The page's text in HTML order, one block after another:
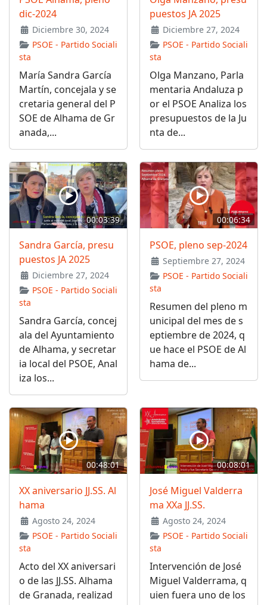
dic-2024
Diciembre 30, 2024
PSOE - Partido Sociali
sta
María Sandra García
Martín, concejala y se
cretaria general del P
SOE de Alhama de Gr
anada,...
puestos JA 2025
Diciembre 27, 2024
PSOE - Partido Sociali
sta
Olga Manzano, Parla
mentaria Andaluza p
or el PSOE Analiza los
presupuestos de la Ju
nta de...
00:03:39
Sandra García, presu
puestos JA 2025
Diciembre 27, 2024
PSOE - Partido Sociali
sta
Sandra García, concej
ala del Ayuntamiento
de Alhama, y secretar
ia local del PSOE, Anal
iza los...
00:06:34
PSOE, pleno sep-2024
Septiembre 27, 2024
PSOE - Partido Sociali
sta
Resumen del pleno m
unicipal del mes de s
eptiembre de 2024, q
ue hace el PSOE de Al
hama de...
00:48:01
XX aniversario JJ.SS. Al
hama
Agosto 24, 2024
PSOE - Partido Sociali
sta
Acto del XX aniversari
o de las JJ.SS. Alhama
de Granada, realizad
00:08:01
José Miguel Valderra
ma XXa JJ.SS.
Agosto 24, 2024
PSOE - Partido Sociali
sta
Intervención de José
Miguel Valderrama, q
uien fuera uno de los